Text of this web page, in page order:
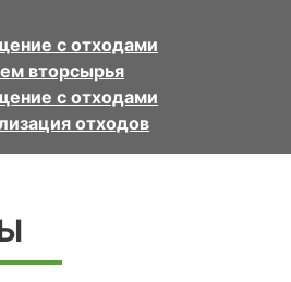
с отходами
вторсырья
с отходами
отходов